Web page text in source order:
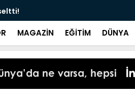
MAGAZİN EĞİTİM DÜNYA